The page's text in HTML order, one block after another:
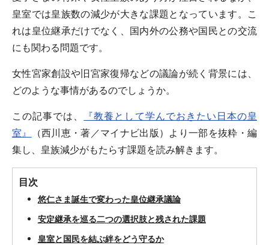
皇室では皇族数の減少が大きな課題となっています。こ
れは皇位継承だけでなく、国内外の公務や国民との交流
にも関わる問題です。
女性宮家創設や旧宮家復帰などの議論が続く背景には、
どのような事情があるのでしょうか。
この記事では、
『教養として学んでおきたい日本の皇
室』
（西川恵・著／マイナビ出版）より一部を抜粋・編
集し、皇族減少がもたらす課題を読み解きます。
目次
悠仁さま誕生で変わった皇位継承議論
安定継承を巡る二つの選択肢と残された課題
皇室と国民を結ぶ絆をどう守るか